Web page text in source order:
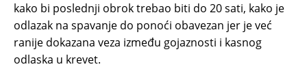
kako bi poslednji obrok trebao biti do 20 sati, kako je
odlazak na spavanje do ponoći obavezan jer je već
ranije dokazana veza između gojaznosti i kasnog
odlaska u krevet.